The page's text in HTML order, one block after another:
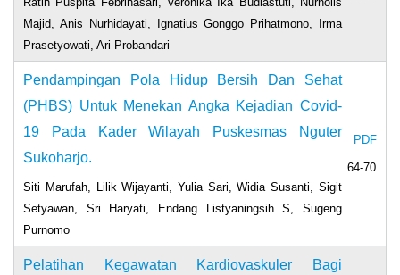
Majid, Anis Nurhidayati, Ignatius Gonggo Prihatmono, Irma
Prasetyowati, Ari Probandari
Pendampingan Pola Hidup Bersih Dan Sehat
(PHBS) Untuk Menekan Angka Kejadian Covid-
19 Pada Kader Wilayah Puskesmas Nguter
Sukoharjo.
Siti Marufah, Lilik Wijayanti, Yulia Sari, Widia Susanti, Sigit
Setyawan, Sri Haryati, Endang Listyaningsih S, Sugeng
Purnomo
PDF
64-70
Pelatihan Kegawatan Kardiovaskuler Bagi